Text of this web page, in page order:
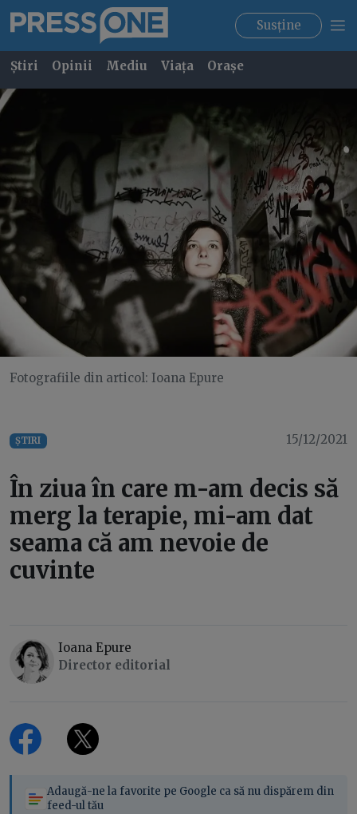
Susține
Știri Opinii Mediu Viața Orașe
Fotografiile din articol: Ioana Epure
ȘTIRI 15/12/2021
În ziua în care m-am decis să
merg la terapie, mi-am dat
seama că am nevoie de
cuvinte
Ioana Epure
Director editorial
Adaugă-ne la favorite pe Google ca să nu dispărem din
feed-ul tău